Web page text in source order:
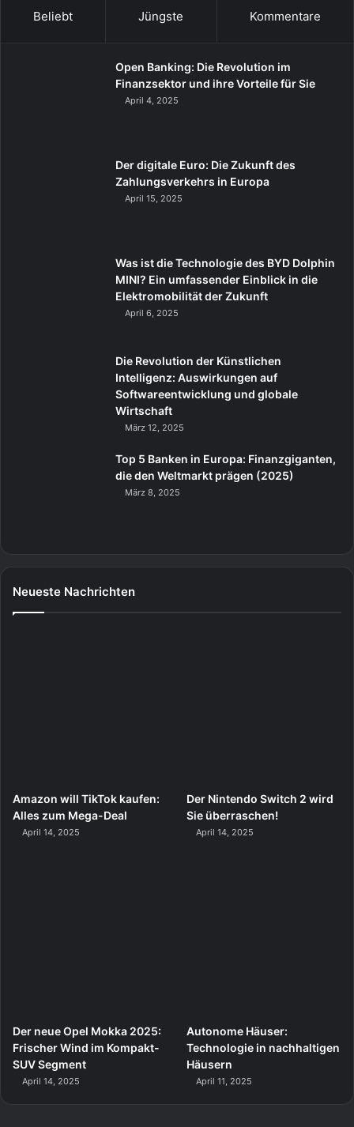
Beliebt Jüngste Kommentare
Open Banking: Die Revolution im
Finanzsektor und ihre Vorteile für Sie
April 4, 2025
Der digitale Euro: Die Zukunft des
Zahlungsverkehrs in Europa
April 15, 2025
Was ist die Technologie des BYD Dolphin
MINI? Ein umfassender Einblick in die
Elektromobilität der Zukunft
April 6, 2025
Die Revolution der Künstlichen
Intelligenz: Auswirkungen auf
Softwareentwicklung und globale
Wirtschaft
März 12, 2025
Top 5 Banken in Europa: Finanzgiganten,
die den Weltmarkt prägen (2025)
März 8, 2025
Neueste Nachrichten
Amazon will TikTok kaufen:
Alles zum Mega-Deal
April 14, 2025
Der Nintendo Switch 2 wird
Sie überraschen!
April 14, 2025
Der neue Opel Mokka 2025:
Frischer Wind im Kompakt-
SUV Segment
April 14, 2025
Autonome Häuser:
Technologie in nachhaltigen
Häusern
April 11, 2025